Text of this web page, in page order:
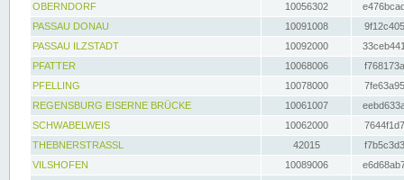
OBERNDORF
10056302
PASSAU DONAU
10091008
PASSAU ILZSTADT
10092000
PFATTER
10068006
PFELLING
10078000
REGENSBURG EISERNE BRÜCKE
10061007
SCHWABELWEIS
10062000
THEBNERSTRASSL
42015
VILSHOFEN
10089006